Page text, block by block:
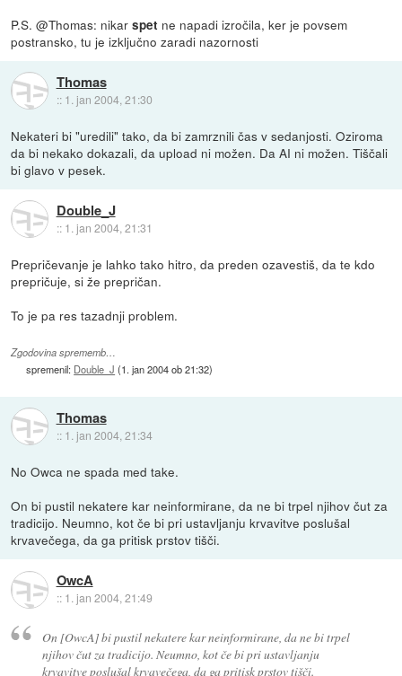
P.S. @Thomas: nikarspet ne napadi izročila, ker je povsem
postransko, tu je izključno zaradi nazornosti
Thomas
:: 1. jan 2004, 21:30
Nekateri bi "uredili" tako, da bi zamrznili čas v sedanjosti. Oziroma
da bi nekako dokazali, da upload ni možen. Da AI ni možen. Tiščali
bi glavo v pesek.
Double_J
:: 1. jan 2004, 21:31
Prepričevanje je lahko tako hitro, da preden ozavestiš, da te kdo
prepričuje, si že prepričan.
To je pa res tazadnji problem.
Zgodovina sprememb…
spremenil: Double_J (1. jan 2004 ob 21:32)
Thomas
:: 1. jan 2004, 21:34
No Owca ne spada med take.
On bi pustil nekatere kar neinformirane, da ne bi trpel njihov čut za
tradicijo. Neumno, kot če bi pri ustavljanju krvavitve poslušal
krvavečega, da ga pritisk prstov tišči.
OwcA
:: 1. jan 2004, 21:49
On [OwcA] bi pustil nekatere kar neinformirane, da ne bi trpel
njihov čut za tradicijo. Neumno, kot če bi pri ustavljanju
krvavitve poslušal krvavečega, da ga pritisk prstov tišči.